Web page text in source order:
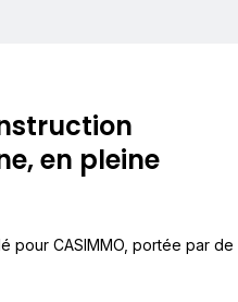
en pleine
pour CASIMMO, portée par de